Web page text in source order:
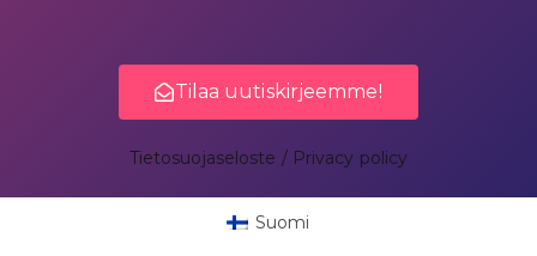
Tilaa uutiskirjeemme!
Tietosuojaseloste / Privacy policy
Suomi